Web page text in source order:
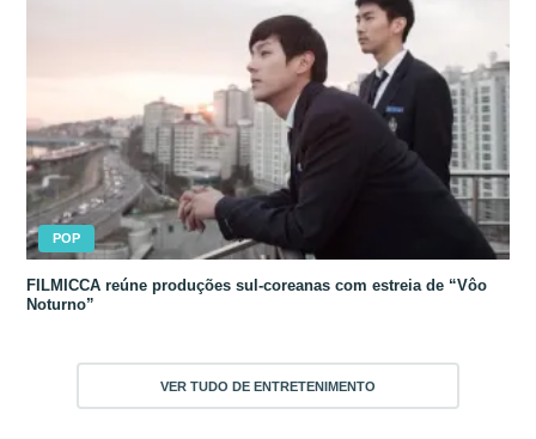
POP
FILMICCA reúne produções sul-coreanas com estreia de “Vôo
Noturno”
VER TUDO DE ENTRETENIMENTO